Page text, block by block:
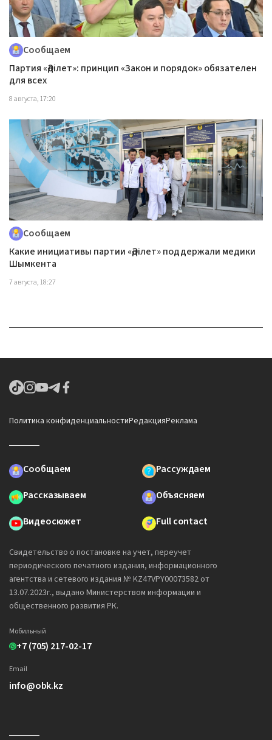
Сообщаем
Партия «Әділет»: принцип «Закон и порядок» обязателен
для всех
8 августа, 17:20
Сообщаем
Какие инициативы партии «Әділет» поддержали медики
Шымкента
7 августа, 18:27
Политика конфиденциальностиРедакцияРеклама
Сообщаем
Рассуждаем
Рассказываем
Объясняем
Видеосюжет
Full contact
Свидетельство о постановке на учет, переучет
периодического печатного издания, информационного
агентства и сетевого издания № KZ47VPY00073582 от
13.07.2023г., выдано Министерством информации и
общественного развития РК.
Мобильный
+7 (705) 217-02-17
Email
info@obk.kz